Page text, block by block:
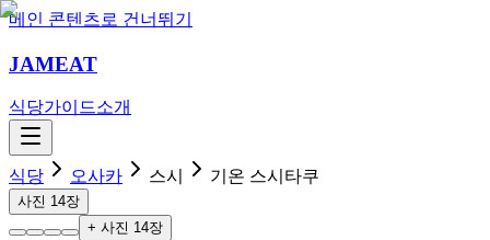
메인 콘텐츠로 건너뛰기
JAMEAT
식당가이드소개
식당 오사카 스시 기온 스시타쿠
사진 14장
+ 사진 14장